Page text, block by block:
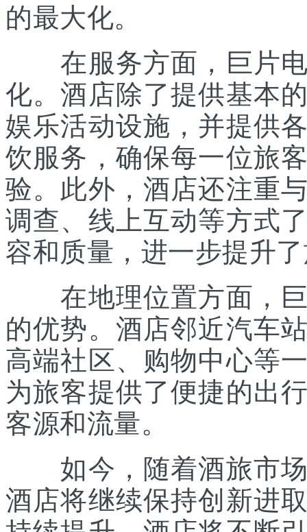
的最大化。
在服务方面，巨片电
化。酒店除了提供基本
娱乐活动设施，并提供
饮服务，确保每一位旅
验。此外，酒店还注重
调查、线上互动等方式
容和质量，进一步提升
在地理位置方面，巨
的优势。酒店邻近汽车
高端社区、购物中心等
为旅客提供了便捷的出
客源和流量。
如今，随着酒旅市场
酒店将继续保持创新进